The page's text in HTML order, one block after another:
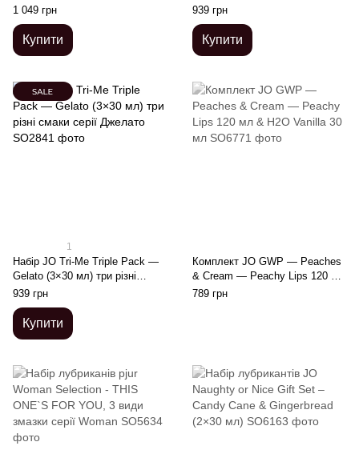
силіконова та смакова змазка
1 049 грн
Купити
смаки оральних змазок
939 грн
Купити
1
Набір JO Tri-Me Triple Pack —
Gelato (3×30 мл) три різні
смаки серії Джелато
939 грн
Купити
Комплект JO GWP — Peaches
& Cream — Peachy Lips 120 мл
& H2O Vanilla 30 мл
789 грн